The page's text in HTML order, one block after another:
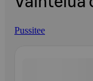
Pussitee